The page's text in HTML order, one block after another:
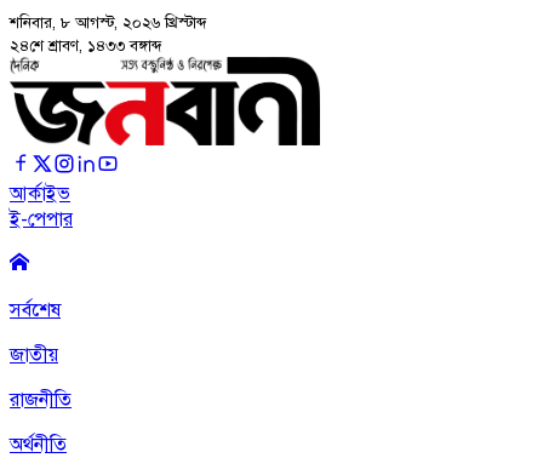
শনিবার, ৮ আগস্ট, ২০২৬ খ্রিস্টাব্দ
২৪শে শ্রাবণ, ১৪৩৩ বঙ্গাব্দ
আর্কাইভ
ই-পেপার
সর্বশেষ
জাতীয়
রাজনীতি
অর্থনীতি